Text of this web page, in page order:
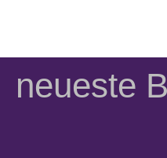
neueste